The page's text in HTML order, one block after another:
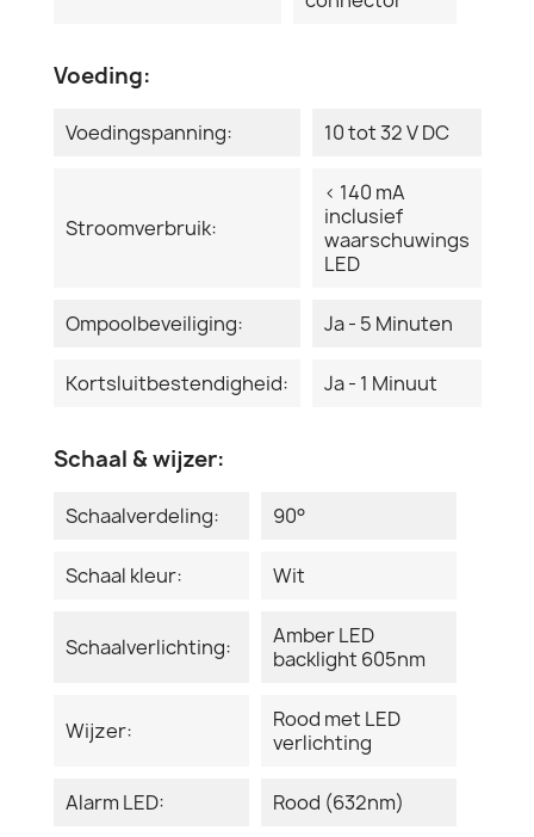
Voeding:
Voedingspanning: 10 tot 32 V DC
Stroomverbruik:
< 140 mA
inclusief
waarschuwings
LED
Ompoolbeveiliging: Ja - 5 Minuten
Kortsluitbestendigheid: Ja - 1 Minuut
Schaal & wijzer:
Schaalverdeling: 90°
Schaal kleur: Wit
Schaalverlichting:
Amber LED
backlight 605nm
Wijzer:
Rood met LED
verlichting
Alarm LED: Rood (632nm)